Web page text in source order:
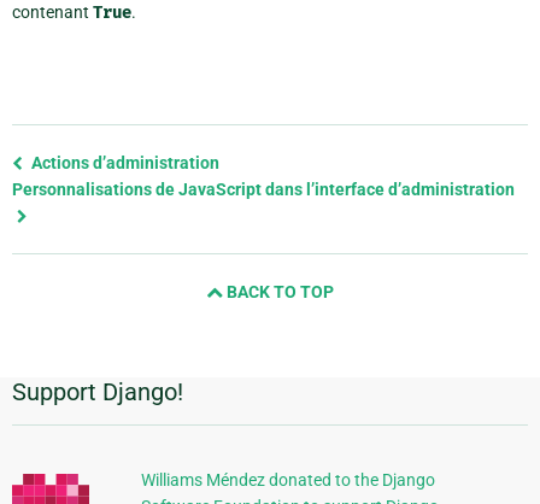
contenant True.
Previous
page
and
Actions d’administration
Personnalisations de JavaScript dans l’interface d’administration
BACK TO TOP
Informations
supplémentaires
Support Django!
Williams Méndez donated to the Django